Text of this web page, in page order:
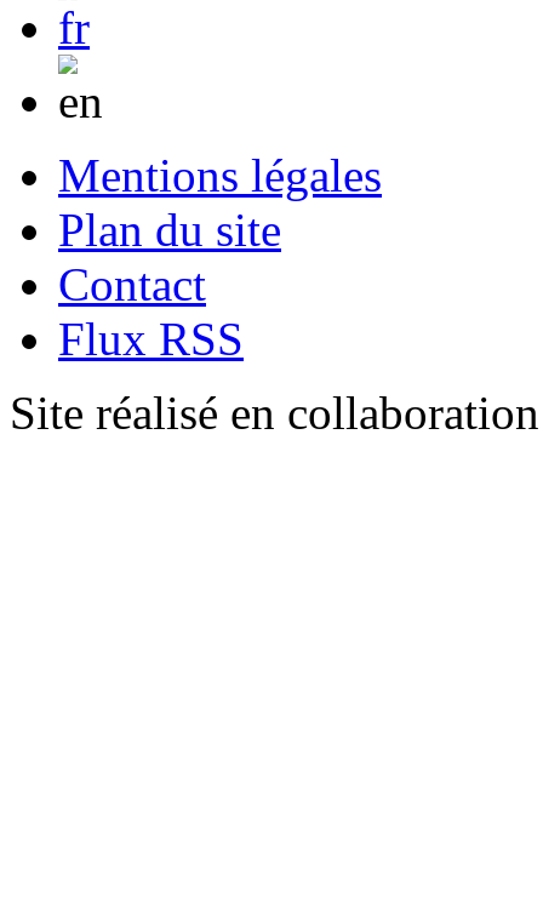
Mentions légales
Plan du site
Contact
Flux RSS
Site réalisé en